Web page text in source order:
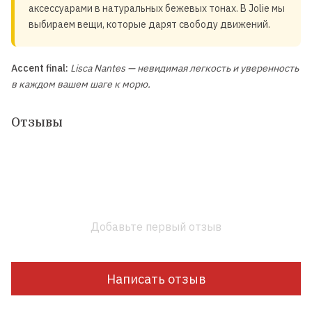
аксессуарами в натуральных бежевых тонах. В Jolie мы
выбираем вещи, которые дарят свободу движений.
Accent final: Lisca Nantes — невидимая легкость и уверенность
в каждом вашем шаге к морю.
Отзывы
Добавьте первый отзыв
Написать отзыв